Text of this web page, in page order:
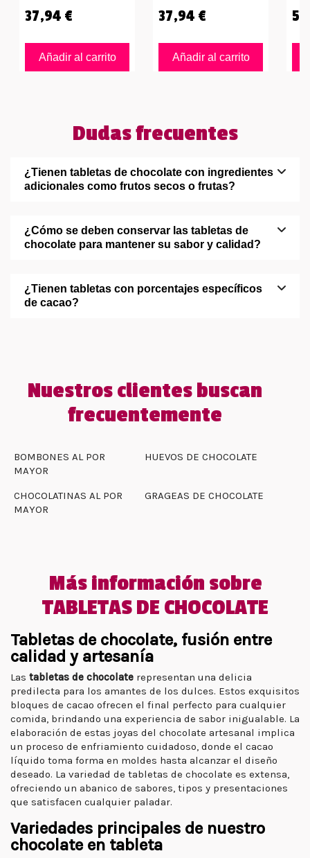
37,94 €
Añadir al carrito
37,94 €
Añadir al carrito
Dudas frecuentes
¿Tienen tabletas de chocolate con ingredientes
adicionales como frutos secos o frutas?
¿Cómo se deben conservar las tabletas de
chocolate para mantener su sabor y calidad?
¿Tienen tabletas con porcentajes específicos
de cacao?
Nuestros clientes buscan
frecuentemente
BOMBONES AL POR
MAYOR
HUEVOS DE CHOCOLATE
CHOCOLATINAS AL POR
MAYOR
GRAGEAS DE CHOCOLATE
Más información sobre
TABLETAS DE CHOCOLATE
Tabletas de chocolate, fusión entre
calidad y artesanía
Las tabletas de chocolate representan una delicia
predilecta para los amantes de los dulces. Estos exquisitos
bloques de cacao ofrecen el final perfecto para cualquier
comida, brindando una experiencia de sabor inigualable. La
elaboración de estas joyas del chocolate artesanal implica
un proceso de enfriamiento cuidadoso, donde el cacao
líquido toma forma en moldes hasta alcanzar el diseño
deseado. La variedad de tabletas de chocolate es extensa,
ofreciendo un abanico de sabores, tipos y presentaciones
que satisfacen cualquier paladar.
Variedades principales de nuestro
chocolate en tableta